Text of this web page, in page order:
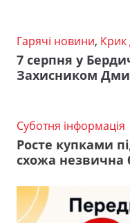
Гарячі новини, Крик
7 серпня у
Захисником
Суботня інформація
Росте купками
схожа незвична